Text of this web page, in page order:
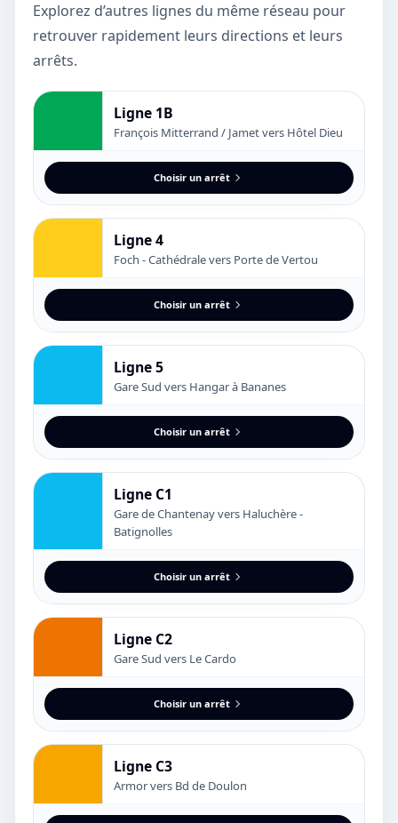
Explorez d’autres lignes du même réseau pour
retrouver rapidement leurs directions et leurs
arrêts.
Ligne 1B
François Mitterrand / Jamet vers Hôtel Dieu
Choisir un arrêt
Ligne 4
Foch - Cathédrale vers Porte de Vertou
Choisir un arrêt
Ligne 5
Gare Sud vers Hangar à Bananes
Choisir un arrêt
Ligne C1
Gare de Chantenay vers Haluchère -
Batignolles
Choisir un arrêt
Ligne C2
Gare Sud vers Le Cardo
Choisir un arrêt
Ligne C3
Armor vers Bd de Doulon